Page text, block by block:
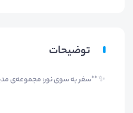
توضیحات
✨ **سفر به سوی نور: مجموعه‌ی